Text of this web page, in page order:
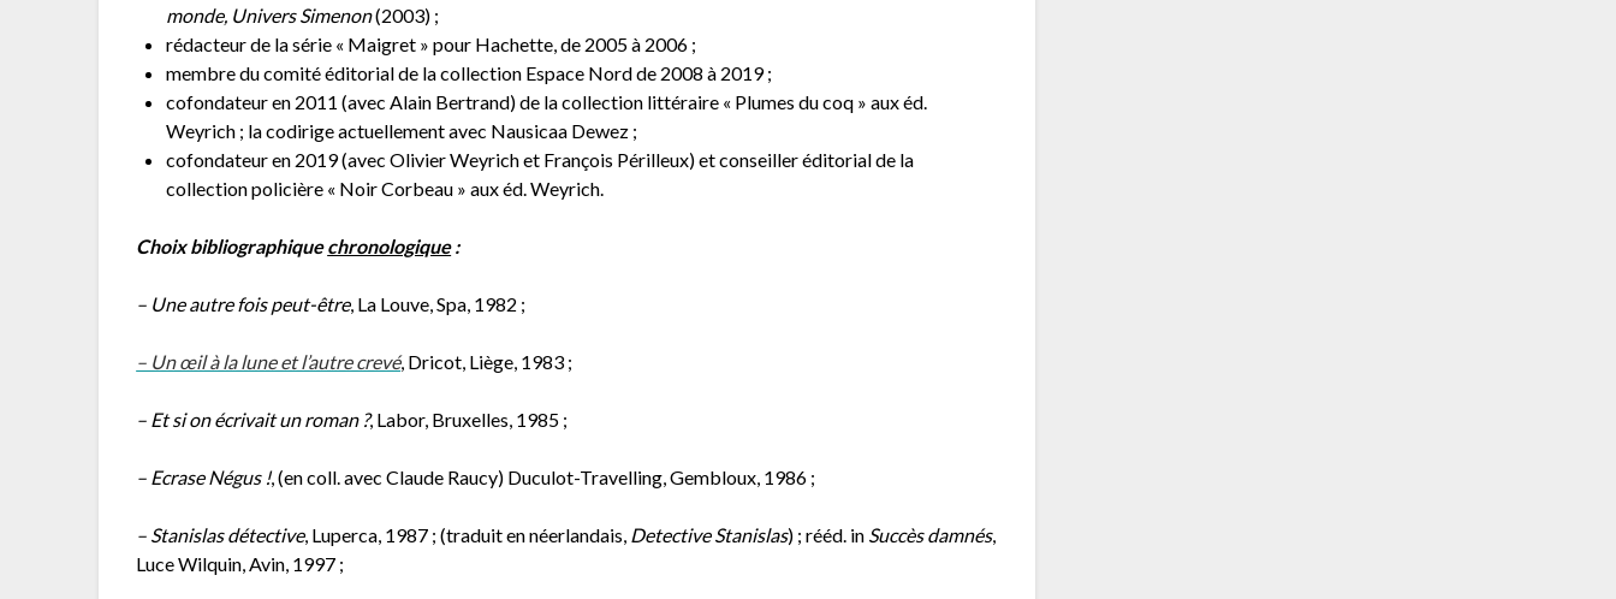
monde, Univers Simenon(2003) ;
rédacteur de la série « Maigret » pour Hachette, de 2005 à 2006 ;
membre du comité éditorial de la collection Espace Nord de 2008 à 2019 ;
cofondateur en 2011 (avec Alain Bertrand) de la collection littéraire « Plumes du coq » aux éd.
Weyrich ; la codirige actuellement avec Nausicaa Dewez ;
cofondateur en 2019 (avec Olivier Weyrich et François Périlleux) et conseiller éditorial de la
collection policière « Noir Corbeau » aux éd. Weyrich.
Choix bibliographiquechronologique:
– Une autre fois peut-être, La Louve, Spa, 1982 ;
– Un œil à la lune et l’autre crevé, Dricot, Liège, 1983 ;
– Et si on écrivait un roman ?, Labor, Bruxelles, 1985 ;
– Ecrase Négus !, (en coll. avec Claude Raucy) Duculot-Travelling, Gembloux, 1986 ;
– Stanislas détective, Luperca, 1987 ; (traduit en néerlandais, Detective Stanislas) ; rééd. in Succès damnés,
Luce Wilquin, Avin, 1997 ;